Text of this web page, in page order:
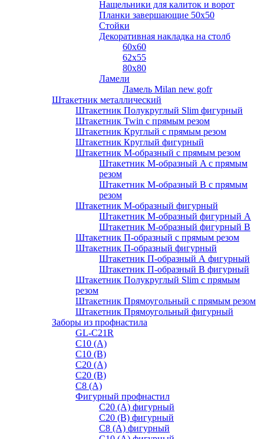
Нащельники для калиток и ворот
Планки завершающие 50х50
Стойки
Декоративная накладка на столб
60х60
62х55
80х80
Ламели
Ламель Milan new gofr
Штакетник металлический
Штакетник Полукруглый Slim фигурный
Штакетник Twin с прямым резом
Штакетник Круглый с прямым резом
Штакетник Круглый фигурный
Штакетник М-образный с прямым резом
Штакетник М-образный A с прямым
резом
Штакетник М-образный B с прямым
резом
Штакетник М-образный фигурный
Штакетник М-образный фигурный A
Штакетник М-образный фигурный B
Штакетник П-образный с прямым резом
Штакетник П-образный фигурный
Штакетник П-образный А фигурный
Штакетник П-образный В фигурный
Штакетник Полукруглый Slim с прямым
резом
Штакетник Прямоугольный с прямым резом
Штакетник Прямоугольный фигурный
Заборы из профнастила
GL-С21R
С10 (A)
С10 (В)
С20 (А)
С20 (В)
С8 (A)
Фигурный профнастил
С20 (A) фигурный
С20 (В) фигурный
С8 (A) фигурный